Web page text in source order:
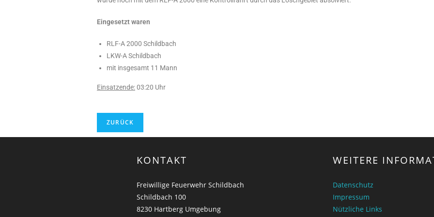
Eingesetzt waren
RLF-A 2000 Schildbach
LKW-A Schildbach
mit insgesamt 11 Mann
Einsatzende:03:20 Uhr
KONTAKT
Freiwillige Feuerwehr Schildbach
Schildbach 100
8230 Hartberg Umgebung
WEITERE
Datenschutz
Impressum
Nützliche Links